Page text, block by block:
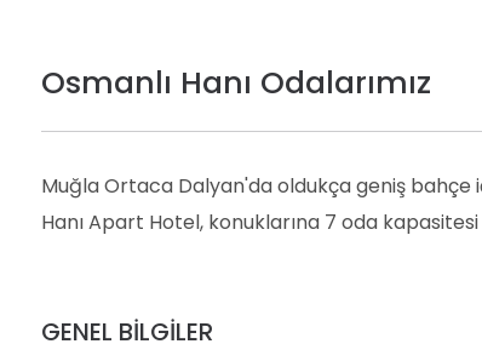
Osmanlı Hanı Odalarımız
Muğla Ortaca Dalyan'da oldukça geniş bahçe
Hanı Apart Hotel, konuklarına 7 oda
GENEL BİLGİLER